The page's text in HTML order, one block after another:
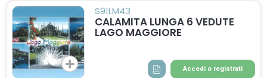
S91LM43
CALAMITA LUNGA 6 VEDUTE
LAGO MAGGIORE
Accedi o registrati